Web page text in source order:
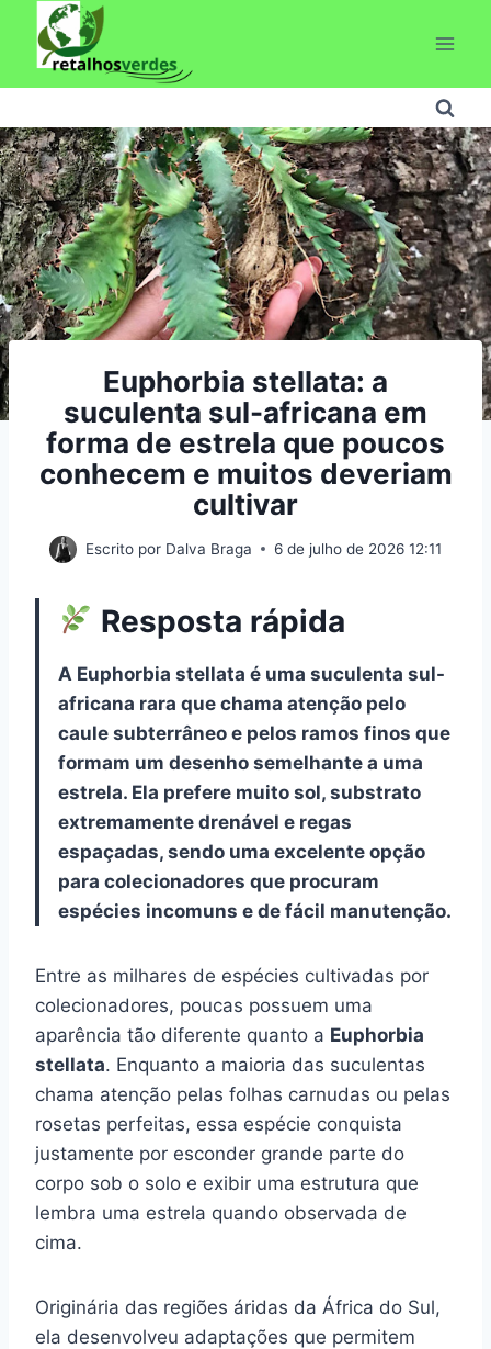
para
Euphorbia stellata: a
suculenta sul-africana em
forma de estrela que poucos
conhecem e muitos deveriam
cultivar
Escrito por Dalva Braga 6 de julho de 2026 12:11
Resposta rápida
A Euphorbia stellata é uma suculenta sul-
africana rara que chama atenção pelo
caule subterrâneo e pelos ramos finos que
formam um desenho semelhante a uma
estrela. Ela prefere muito sol, substrato
extremamente drenável e regas
espaçadas, sendo uma excelente opção
para colecionadores que procuram
espécies incomuns e de fácil manutenção.
Entre as milhares de espécies cultivadas por
colecionadores, poucas possuem uma
aparência tão diferente quanto a Euphorbia
stellata. Enquanto a maioria das suculentas
chama atenção pelas folhas carnudas ou pelas
rosetas perfeitas, essa espécie conquista
justamente por esconder grande parte do
corpo sob o solo e exibir uma estrutura que
lembra uma estrela quando observada de
cima.
Originária das regiões áridas da África do Sul,
ela desenvolveu adaptações que permitem